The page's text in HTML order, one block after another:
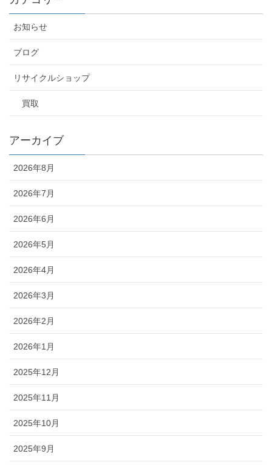
お知らせ
ブログ
リサイクルショップ
買取
アーカイブ
2026年8月
2026年7月
2026年6月
2026年5月
2026年4月
2026年3月
2026年2月
2026年1月
2025年12月
2025年11月
2025年10月
2025年9月